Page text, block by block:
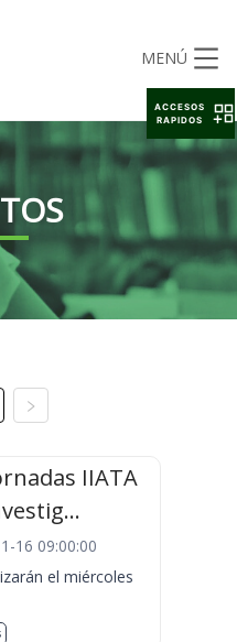
MENÚ
IIATA
16 09:00:00
el miércoles
ACCESOS
RAPIDOS